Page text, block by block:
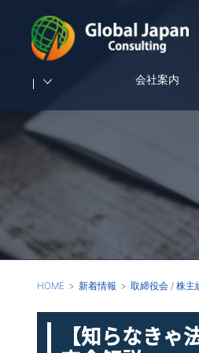
会社案内
HOME 新着情報 取締役会 / 株主
【知らなき